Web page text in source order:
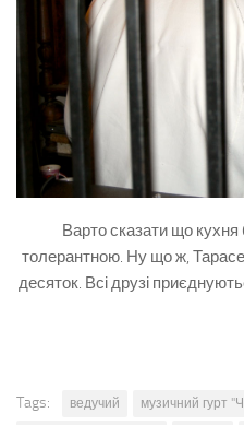
Варто сказати що
толерантною. Ну що ж,
десяток. Всі друзі
Tags: ведучий музичний гурт